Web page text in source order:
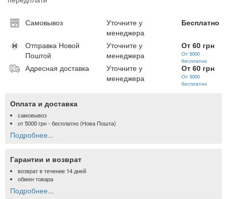
Самовывоз
Уточните у
менеджера
Бесплатно
Отправка Новой
Поштой
Уточните у
менеджера
От 60 грн
От 5000
бесплатно
Адресная доставка
Уточните у
менеджера
От 60 грн
От 5000
бесплатно
Оплата и доставка
самовывоз
от5000 грн- бесплатно (Нова Пошта)
Подробнее...
Гарантии и возврат
возврат в течение 14 дней
обмен товара
Подробнее...